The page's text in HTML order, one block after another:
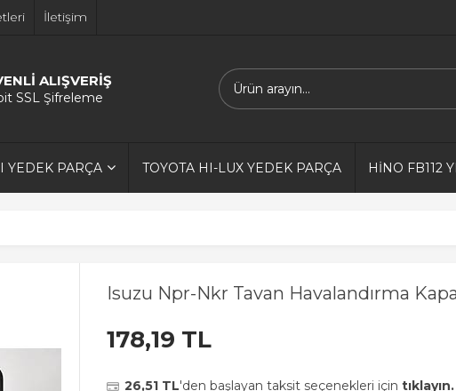
İletişim
ALIŞVERİŞ
SSL Şifreleme
YEDEK PARÇA TOYOTA HI-LUX YEDEK PARÇA HİNO FB112
Isuzu Npr-Nkr Tavan Havalandırma
178,19 TL
26,51 TL'den başlayan taksit seçenekleri için tıklayın.